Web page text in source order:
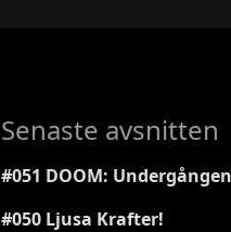
Senaste avsnitten
#051 DOOM:
#050 Ljusa Krafter!